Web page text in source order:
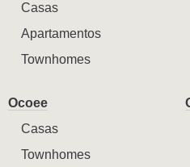
Casas
Apartamentos
Townhomes
Ocoee
Casas
Townhomes